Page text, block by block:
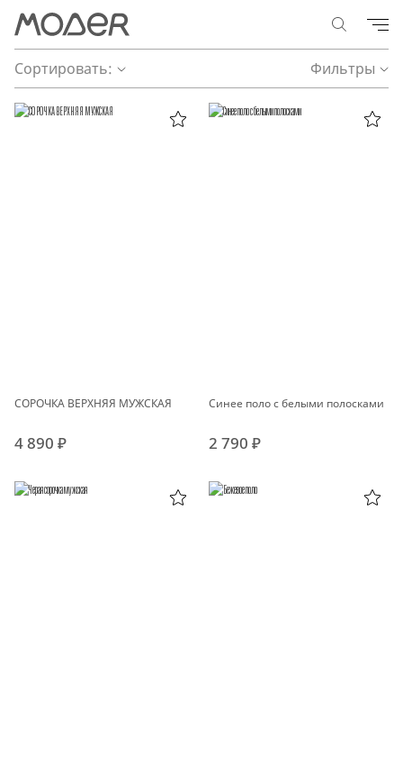
Сортировать: Фильтры
СОРОЧКА ВЕРХНЯЯ МУЖСКАЯ
4 890 ₽
Синее поло с белыми полосками
2 790 ₽